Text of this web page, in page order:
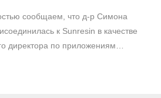
биологических наук
сообщаем, что д-р Симона
к Sunresin в качестве
директора по приложениям